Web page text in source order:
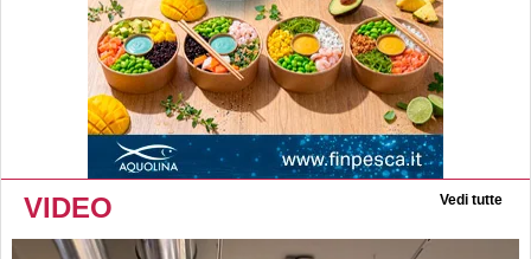
VIDEO Vedi tutte